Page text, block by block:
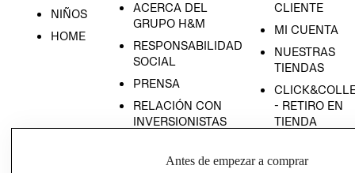
NIÑOS
HOME
ACERCA DEL
GRUPO H&M
RESPONSABILIDAD
SOCIAL
PRENSA
RELACIÓN CON
INVERSIONISTAS
EMPRESARIAL
CLIENTE
MI CUENTA
NUESTRAS
TIENDAS
- RETIRO EN
TIENDA
CONDICIONES
Antes de empezar a comprar